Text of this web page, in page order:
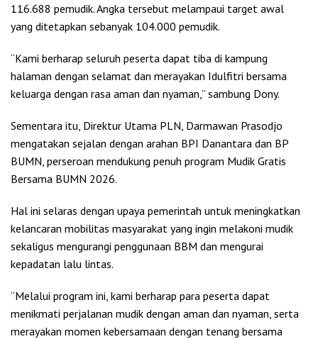
116.688 pemudik. Angka tersebut melampaui target awal
yang ditetapkan sebanyak 104.000 pemudik.
“Kami berharap seluruh peserta dapat tiba di kampung
halaman dengan selamat dan merayakan Idulfitri bersama
keluarga dengan rasa aman dan nyaman,” sambung Dony.
Sementara itu, Direktur Utama PLN, Darmawan Prasodjo
mengatakan sejalan dengan arahan BPI Danantara dan BP
BUMN, perseroan mendukung penuh program Mudik Gratis
Bersama BUMN 2026.
Hal ini selaras dengan upaya pemerintah untuk meningkatkan
kelancaran mobilitas masyarakat yang ingin melakoni mudik
sekaligus mengurangi penggunaan BBM dan mengurai
kepadatan lalu lintas.
“Melalui program ini, kami berharap para peserta dapat
menikmati perjalanan mudik dengan aman dan nyaman, serta
merayakan momen kebersamaan dengan tenang bersama